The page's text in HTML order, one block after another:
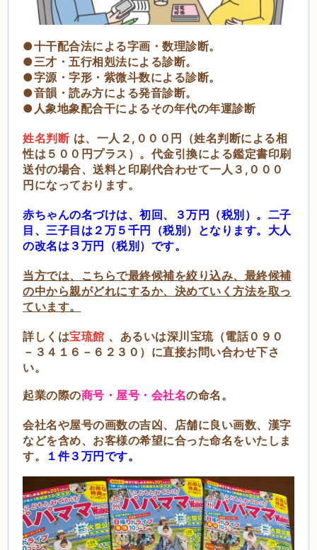
●十干配合法による字画・数理診断。
●三才・五行相剋法による診断。
●字源・字形・紫微斗数による診断。
●音韻・読み方による発音診断。
●人象地象配合干によるその年代の年運診断
姓名判断 は、一人２,０００円（姓名判断による相
性は５００円プラス）。代金引換による鑑定書印刷
送付の場合、送料と印刷代合わせて一人３,０００
円になっております。
赤ちゃんの名づけは、初回、３万円（税別）。二子
目、三子目は２万５千円（税別）となります。大人
の改名は３万円（税別）です。
当方では、こちらで最終候補を絞り込み、最終候補
の中から親がどれにするか、決めていく方法を取っ
ています。
詳しくは宝琉館 、あるいは深川宝琉（電話０９０
－３４１６－６２３０）に直接お問い合わせ下さ
い。
起業の際の商号・屋号・会社名の命名。
会社名や屋号の画数の吉凶、店舗に良い画数、漢字
などを含め、お客様の希望に合った命名をいたしま
す。
１件３万円です。